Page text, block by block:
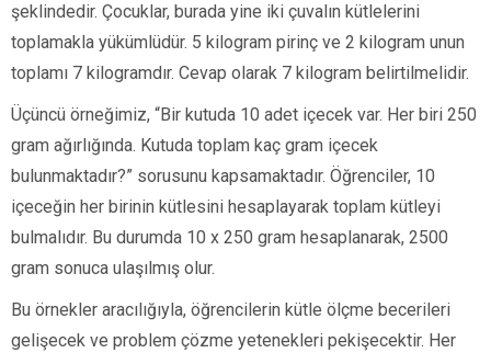
şeklindedir. Çocuklar, burada yine iki çuvalın kütlelerini
toplamakla yükümlüdür. 5 kilogram pirinç ve 2 kilogram unun
toplamı 7 kilogramdır. Cevap olarak 7 kilogram belirtilmelidir.
Üçüncü örneğimiz, “Bir kutuda 10 adet içecek var. Her biri 250
gram ağırlığında. Kutuda toplam kaç gram içecek
bulunmaktadır?” sorusunu kapsamaktadır. Öğrenciler, 10
içeceğin her birinin kütlesini hesaplayarak toplam kütleyi
bulmalıdır. Bu durumda 10 x 250 gram hesaplanarak, 2500
gram sonuca ulaşılmış olur.
Bu örnekler aracılığıyla, öğrencilerin kütle ölçme becerileri
gelişecek ve problem çözme yetenekleri pekişecektir. Her